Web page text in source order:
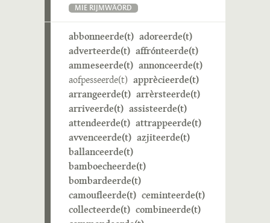
MIE RIJMWÄÖRD
abbonneerde(t) adoreerde(t)
adverteerde(t) affrónteerde(t)
ammeseerde(t) annonceerde(t)
aofpesseerde(t) apprècieerde(t)
arrangeerde(t) arrèrsteerde(t)
arriveerde(t) assisteerde(t)
attendeerde(t) attrappeerde(t)
avvenceerde(t) azjiteerde(t)
ballanceerde(t)
bamboecheerde(t)
bombardeerde(t)
camoufleerde(t) ceminteerde(t)
collecteerde(t) combineerde(t)